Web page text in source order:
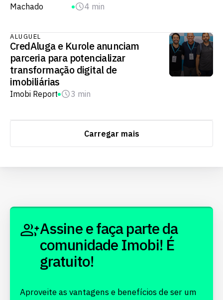
Machado
4 min
ALUGUEL
CredAluga e Kurole anunciam
parceria para potencializar
transformação digital de
imobiliárias
Imobi Report 3 min
Carregar mais
Assine e faça parte da
comunidade Imobi! É
gratuito!
Aproveite as vantagens e benefícios de ser um